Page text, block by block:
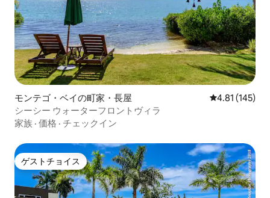
モンテゴ・ベイの町家・長屋 レビュー145
4.81 (145)
シーシー ウォーターフロントヴィラ
家族 · 価格 · チェックイン
ゲストチョイス
ゲストチョイス